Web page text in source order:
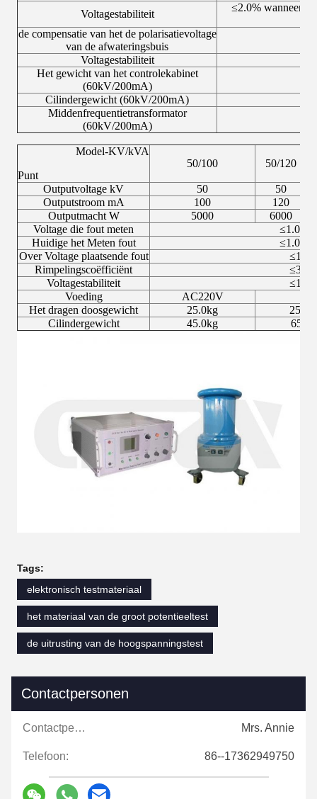
Voltagestabiliteit
≤2.0% wanneer
de compensatie van het de polarisatievoltage
van de afwateringsbuis
Voltagestabiliteit
Het gewicht van het controlekabinet
(60kV/200mA)
Cilindergewicht (60kV/200mA)
Middenfrequentietransformator
(60kV/200mA)
Model-KV/kVA
Punt
50/100 50/120
Outputvoltage kV 50
50
Outputstroom mA
100
120
Outputmacht W
5000
6000
Voltage die fout meten
≤1.0%
Huidige het Meten fout
≤1.0%
Over Voltage plaatsende fout
Rimpelingscoëfficiënt
Voltagestabiliteit
Voeding
AC220V
Het dragen doosgewicht
25.0kg
25,0
Cilindergewicht
45.0kg
Tags:
elektronisch testmateriaal
het materiaal van de groot potentieeltest
de uitrusting van de hoogspanningstest
Contactpersonen
Contactpersonen: Mrs. Annie
Telefoon: 86--17362949750